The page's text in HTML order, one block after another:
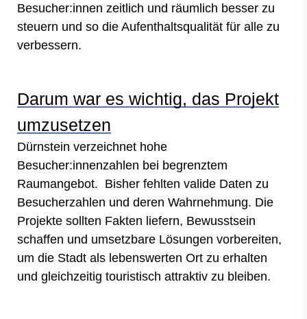
Besucher:innen zeitlich und räumlich besser zu
steuern und so die Aufenthaltsqualität für alle zu
verbessern.
Darum war es wichtig, das Projekt
umzusetzen
Dürnstein verzeichnet hohe
Besucher:innenzahlen bei begrenztem
Raumangebot. Bisher fehlten valide Daten zu
Besucherzahlen und deren Wahrnehmung. Die
Projekte sollten Fakten liefern, Bewusstsein
schaffen und umsetzbare Lösungen vorbereiten,
um die Stadt als lebenswerten Ort zu erhalten
und gleichzeitig touristisch attraktiv zu bleiben.